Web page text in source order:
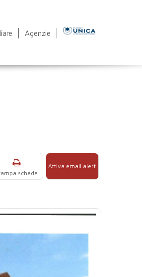
Agenzie
Attiva email alert
scheda